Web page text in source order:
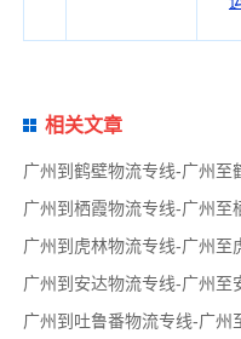
相关文章
广州到鹤壁物流专线-广州至
广州到栖霞物流专线-广州至
广州到虎林物流专线-广州至
广州到安达物流专线-广州至
广州到吐鲁番物流专线-广州